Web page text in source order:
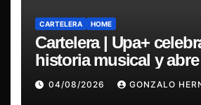
CARTELERA HOME
Cartelera | Upa+
historia musical y
capítulo con el
disco Ciudad Anterior
04/08/2026 GONZALO